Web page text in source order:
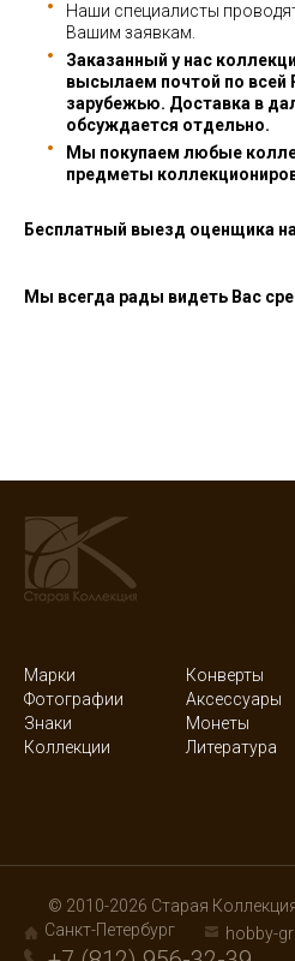
Наши специалисты
Вашим заявкам.
Заказанный у нас
высылаем почтой по всей
зарубежью. Доставка в
обсуждается отдельно.
Мы покупаем любые
предметы
Бесплатный выезд оценщика
Мы всегда рады видеть Вас
Марки Конверты
Фотографии
Аксессуары
Знаки
Монеты
Коллекции
Литература
© 2010-2026 Старая
Санкт-Петербург
hobby-